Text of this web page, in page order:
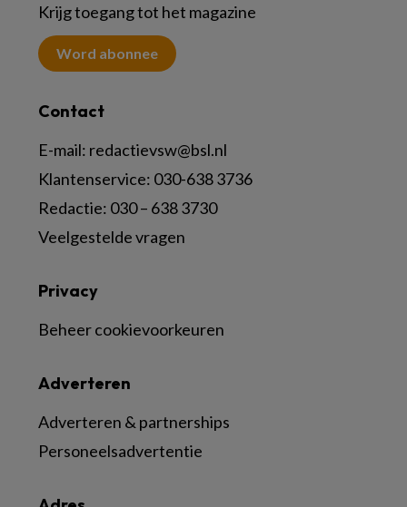
Krijg toegang tot het magazine
Word abonnee
Contact
E-mail: redactievsw@bsl.nl
Klantenservice: 030-638 3736
Redactie: 030 – 638 3730
Veelgestelde vragen
Adverteren
Adverteren & partnerships
Personeelsadvertentie
Privacy
Beheer cookievoorkeuren